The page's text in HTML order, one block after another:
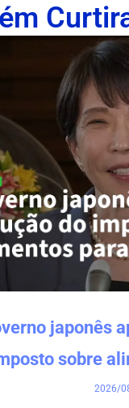
japonês
sobre
2026/